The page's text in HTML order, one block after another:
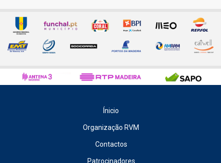
Ínicio
Organização RVM
Contactos
Patrocinadores